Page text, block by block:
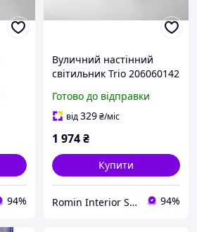
94%
Вуличний настінний
світильник Trio 206060142
Готово до відправки
від329₴/міс
1 974₴
Купити
Romin Interior Store 94%